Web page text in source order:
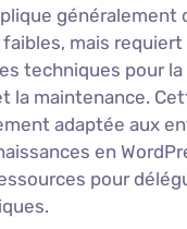
généralement
mais requiert
techniques pour la
la maintenance.
adaptée aux
en
pour